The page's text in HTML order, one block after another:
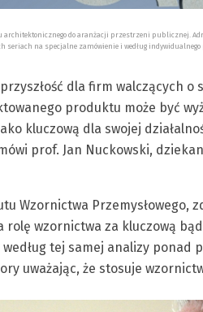
architektonicznego do aranżacji przestrzeni publicznej.
seriach na specjalne zamówienie i według
dla firm walczących o
produktu może być
kluczową dla swojej
prof. Jan Nuckowski,
Wzornictwa Przemysłowego,
wzornictwa za kluczową
tej samej analizy ponad
uważając, że stosuje